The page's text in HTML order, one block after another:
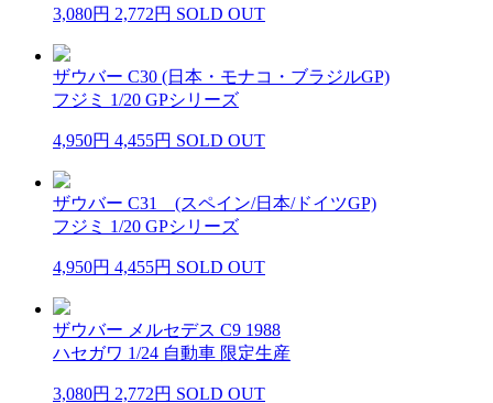
3,080円 2,772円 SOLD OUT
ザウバー C30 (日本・モナコ・ブラジルGP)
フジミ 1/20 GPシリーズ
4,950円 4,455円 SOLD OUT
ザウバー C31 (スペイン/日本/ドイツGP)
フジミ 1/20 GPシリーズ
4,950円 4,455円 SOLD OUT
ザウバー メルセデス C9 1988
ハセガワ 1/24 自動車 限定生産
3,080円 2,772円 SOLD OUT